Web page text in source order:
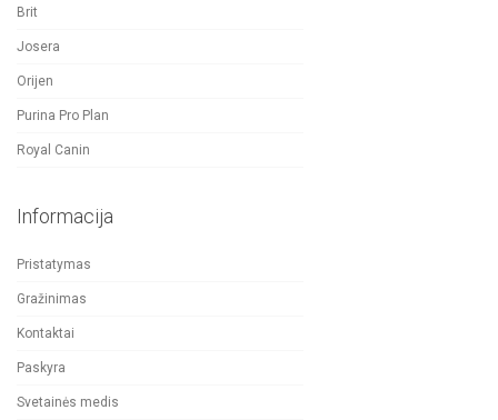
Brit
Josera
Orijen
Purina Pro Plan
Royal Canin
Informacija
Pristatymas
Gražinimas
Kontaktai
Paskyra
Svetainės medis